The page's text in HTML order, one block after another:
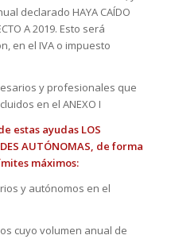
declarado HAYA CAÍDO
A 2019. Esto será
en el IVA o impuesto
y profesionales que
en el ANEXO I
estas ayudas LOS
AUTÓNOMAS, de forma
máximos:
y autónomos en el
cuyo volumen anual de